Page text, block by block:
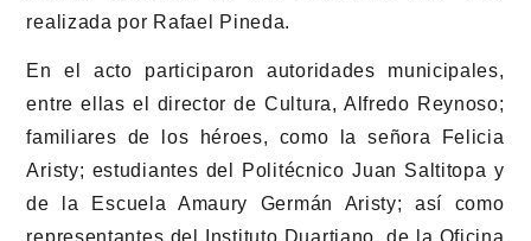
realizada por Rafael Pineda.
En el acto participaron autoridades municipales,
entre ellas el director de Cultura, Alfredo Reynoso;
familiares de los héroes, como la señora Felicia
Aristy; estudiantes del Politécnico Juan Saltitopa y
de la Escuela Amaury Germán Aristy; así como
representantes del Instituto Duartiano, de la Oficina